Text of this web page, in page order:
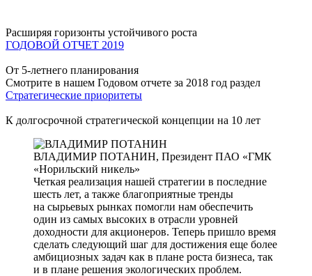
Расширяя горизонты устойчивого роста
ГОДОВОЙ ОТЧЕТ 2019
От 5-летнего планирования
Смотрите в нашем Годовом отчете за 2018 год раздел
Стратегические приоритеты
К долгосрочной стратегической концепции на 10 лет
ВЛАДИМИР ПОТАНИН, Президент ПАО «ГМК
«Норильский никель»
Четкая реализация нашей стратегии в последние
шесть лет, а также благоприятные тренды
на сырьевых рынках помогли нам обеспечить
один из самых высоких в отрасли уровней
доходности для акционеров. Теперь пришло время
сделать следующий шаг для достижения еще более
амбициозных задач как в плане роста бизнеса, так
и в плане решения экологических проблем.